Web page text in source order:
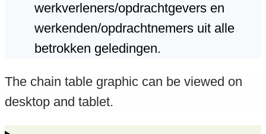
werkverleners/opdrachtgevers en
werkenden/opdrachtnemers uit alle
betrokken geledingen.
The chain table graphic can be viewed on
desktop and tablet.